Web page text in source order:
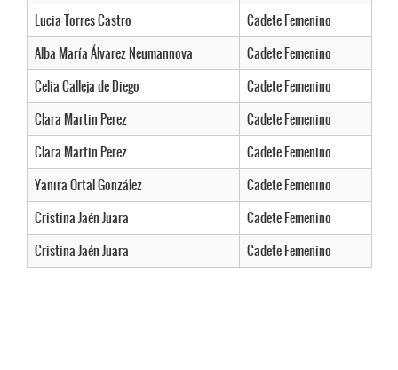
Lucia Torres Castro
Cadete Femenino
Alba María Álvarez Neumannova
Cadete Femenino
Celia Calleja de Diego
Cadete Femenino
Clara Martin Perez
Cadete Femenino
Clara Martin Perez
Cadete Femenino
Yanira Ortal González
Cadete Femenino
Cristina Jaén Juara
Cadete Femenino
Cristina Jaén Juara
Cadete Femenino